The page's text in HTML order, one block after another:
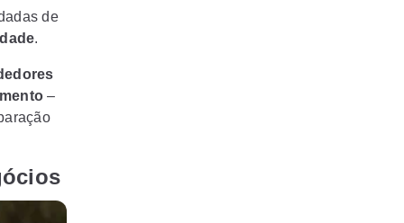
de
.
–